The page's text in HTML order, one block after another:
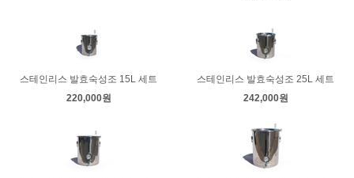
스테인리스 발효숙성조 15L 세트
220,000원
스테인리스 발효숙성조 25L 세트
242,000원